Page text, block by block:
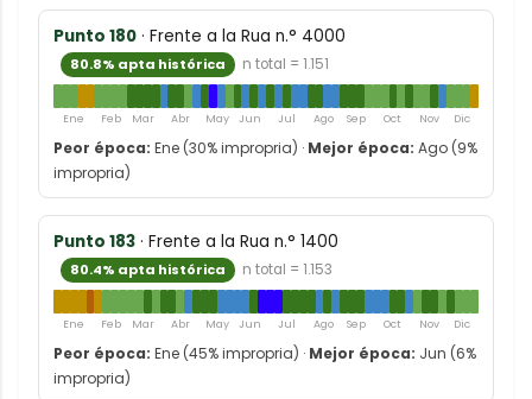
Punto 180 · Frente a la Rua n.° 4000
80.8% apta histórica n total = 1.151
Ene Feb Mar Abr May Jun Jul Ago Sep Oct Nov Dic
Peor época: Ene (30% impropria) · Mejor época: Ago (9%
impropria)
Punto 183 · Frente a la Rua n.° 1400
80.4% apta histórica n total = 1.153
Ene Feb Mar Abr May Jun Jul Ago Sep Oct Nov Dic
Peor época: Ene (45% impropria) · Mejor época: Jun (6%
impropria)